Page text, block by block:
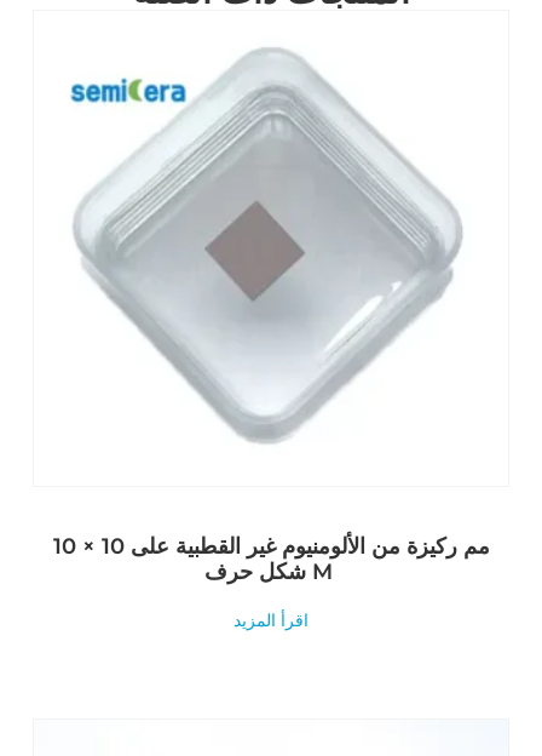
10 × 10 مم ركيزة من الألومنيوم غير القطبية على
شكل حرف M
اقرأ المزيد